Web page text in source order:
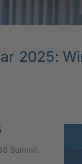
2025:
Summit